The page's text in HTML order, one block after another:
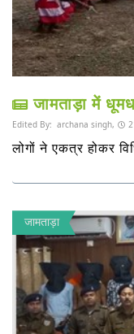
जामताड़ा में
Edited By: archana singh,
लोगों ने एकत्र होकर
जामताड़ा